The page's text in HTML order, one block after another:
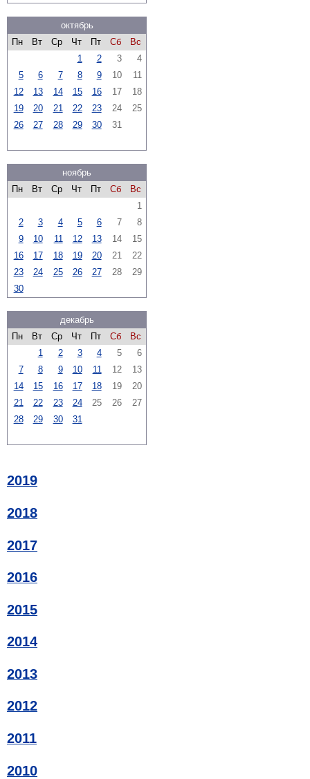
октябрь
Пн
Вт Ср Чт Пт Сб
Вс
1
2 3
4
5
6 7 8 9 10
11
12
13 14 15 16 17
18
19
20 21 22 23 24
25
26
27 28 29 30 31
ноябрь
Пн
Вт Ср Чт Пт Сб
Вс
1
2
3 4 5 6 7
8
9
10 11 12 13 14
15
16
17 18 19 20 21
22
23
24 25 26 27 28
29
30
декабрь
Пн
Вт Ср Чт Пт Сб
Вс
1
2 3 4 5
6
7
8 9 10 11 12
13
14
15 16 17 18 19
20
21
22 23 24 25 26
27
28
29 30 31
2019
2018
2017
2016
2015
2014
2013
2012
2011
2010